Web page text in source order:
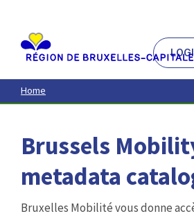
contenu
principal
Home
Brussels
metadata
Bruxelles Mobilité vous donne